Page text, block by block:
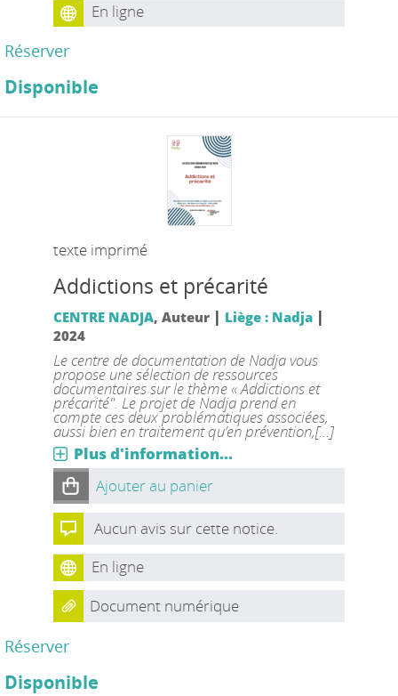
En ligne
Réserver
Disponible
texte imprimé
Addictions et précarité
CENTRE NADJA, Auteur | Liège : Nadja|
2024
Le centre de documentation de Nadja vous
propose une sélection de ressources
documentaires sur le thème « Addictions et
précarité". Le projet de Nadja prend en
compte ces deux problématiques associées,
aussi bien en traitement qu’en prévention,[...]
Plus d'information...
Ajouter au panier
Aucun avis sur cette notice.
En ligne
Document numérique
Réserver
Disponible